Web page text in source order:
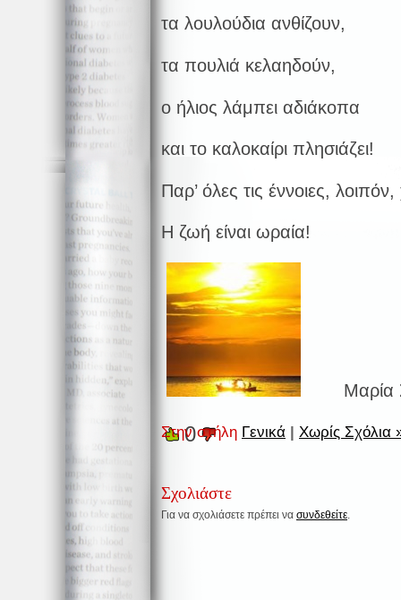
τα λουλούδια ανθίζουν,
τα πουλιά κελαηδούν,
ο ήλιος λάμπει αδιάκοπα
και το καλοκαίρι πλησιάζει!
Παρ’ όλες τις έννοιες,
Η ζωή είναι ωραία!
Μαρία
Στην στήλη Γενικά | Χωρίς Σχόλια
0
Σχολιάστε
Για να σχολιάσετε πρέπει να συνδεθείτε